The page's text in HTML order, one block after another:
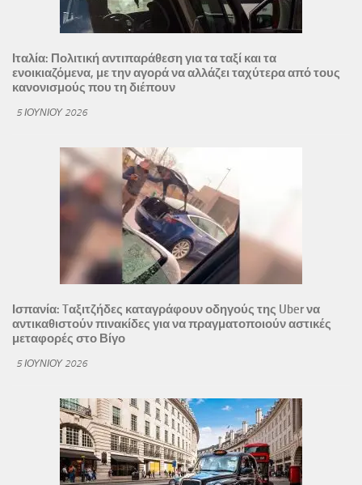
Ιταλία: Πολιτική αντιπαράθεση για τα ταξί και τα
ενοικιαζόμενα, με την αγορά να αλλάζει ταχύτερα από τους
κανονισμούς που τη διέπουν
5 ΙΟΥΝΊΟΥ 2026
Ισπανία: Tαξιτζήδες καταγράφουν οδηγούς της Uber να
αντικαθιστούν πινακίδες για να πραγματοποιούν αστικές
μεταφορές στο Βίγο
5 ΙΟΥΝΊΟΥ 2026